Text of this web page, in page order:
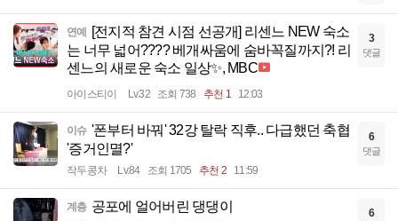
연예
[전지적 참견 시점 선공개] 리센느 NEW 숙소
는 너무 넓어???? 베개싸움에 숨바꼭질까지?! 리
센느의 새로운 숙소 일상✨, MBC
아이스티이 Lv.32 조회 738 추천 1 12:03
3
댓글
이슈 '폰부터 바꿔' 32강 탈락 직후.. 다급했던 축협
'증거인멸?'
작두콩차 Lv.84 조회 1705 추천 2 11:59
6
댓글
계층 공포에 얼어버린 댕댕이 6